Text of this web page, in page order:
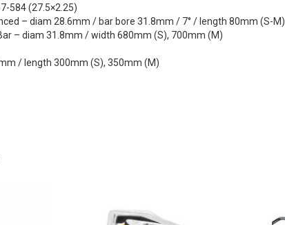
584 (27.5×2.25)
– diam 28.6mm / bar bore 31.8mm / 7° / length 80mm (S-M)
– diam 31.8mm / width 680mm (S), 700mm (M)
/ length 300mm (S), 350mm (M)